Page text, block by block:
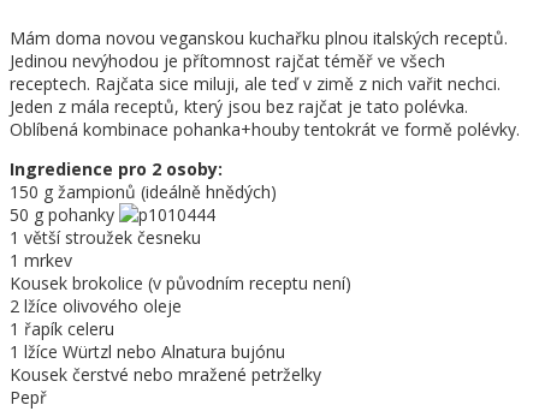
Mám doma novou veganskou kuchařku plnou italských receptů.
Jedinou nevýhodou je přítomnost rajčat téměř ve všech
receptech. Rajčata sice miluji, ale teď v zimě z nich vařit nechci.
Jeden z mála receptů, který jsou bez rajčat je tato polévka.
Oblíbená kombinace pohanka+houby tentokrát ve formě polévky.
Ingredience pro 2 osoby:
150 g žampionů (ideálně hnědých)
50 g pohanky
1 větší stroužek česneku
1 mrkev
Kousek brokolice (v původním receptu není)
2 lžíce olivového oleje
1 řapík celeru
1 lžíce Würtzl nebo Alnatura bujónu
Kousek čerstvé nebo mražené petrželky
Pepř